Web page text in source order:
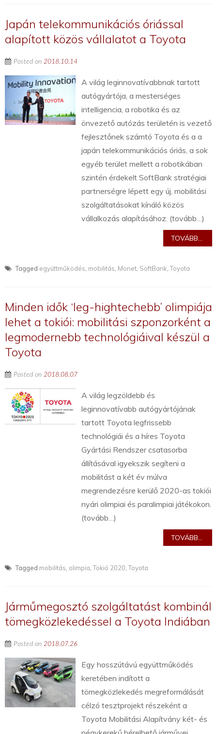
Japán telekommunikációs óriással
alapított közös vállalatot a Toyota
Posted on 2018.10.14
A világ leginnovatívabbnak tartott
autógyártója, a mesterséges
intelligencia, a robotika és az
önvezető autózás területén is vezető
fejlesztőnek számtó Toyota és a a
japán telekommunikációs óriás, a sok
egyéb terület mellett a robotikában
szintén érdekelt SoftBank stratégiai
partnerségre lépett egy új, mobilitási
szolgáltatásokat kínáló közös
vállalkozás alapításához. (tovább…)
TOVÁBB...
Tagged együttműködés mobilitás Monet SoftBank ,Toyota
Minden idők ‘leg-hightechebb’ olimpiája
lehet a tokiói: mobilitási szponzorként a
legmodernebb technológiáival készül a
Toyota
Posted on 2018.08.07
A világ legzöldebb és
leginnovatívabb autógyártójának
tartott Toyota legfrissebb
technológiái és a híres Toyota
Gyártási Rendszer csatasorba
állításával igyekszik segíteni a
mobilitást a két év múlva
megrendezésre kerülő 2020-as tokiói
nyári olimpiai és paralimpiai játékokon.
(tovább…)
TOVÁBB...
Tagged mobilitás olimpia ,Tokió 2020 ,Toyota
Járműmegosztó szolgáltatást kombinál
tömegközlekedéssel a Toyota Indiában
Posted on 2018.07.26
Egy hosszútávú együttműködés
keretében indított a
tömegközlekedés megreformálását
célzó tesztprojekt részeként a
Toyota Mobilitási Alapítvány két- és